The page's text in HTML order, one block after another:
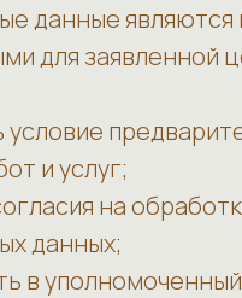
данные
для заявленной
условие
и услуг;
на
данных;
в